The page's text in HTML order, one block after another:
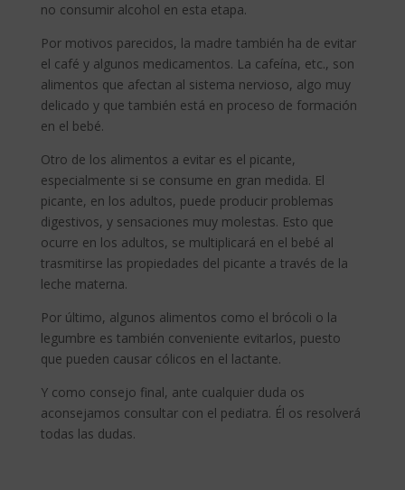
no consumir alcohol en esta etapa.
Por motivos parecidos, la madre también ha de evitar
el café y algunos medicamentos. La cafeína, etc., son
alimentos que afectan al sistema nervioso, algo muy
delicado y que también está en proceso de formación
en el bebé.
Otro de los alimentos a evitar es el picante,
especialmente si se consume en gran medida. El
picante, en los adultos, puede producir problemas
digestivos, y sensaciones muy molestas. Esto que
ocurre en los adultos, se multiplicará en el bebé al
trasmitirse las propiedades del picante a través de la
leche materna.
Por último, algunos alimentos como el brócoli o la
legumbre es también conveniente evitarlos, puesto
que pueden causar cólicos en el lactante.
Y como consejo final, ante cualquier duda os
aconsejamos consultar con el pediatra. Él os resolverá
todas las dudas.